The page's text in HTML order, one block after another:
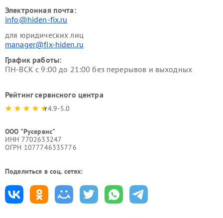
Электронная почта:
info@hiden-fix.ru
для юридических лиц
manager@fix-hiden.ru
График работы:
ПН-ВСК с 9:00 до 21:00 без перерывов и выходных
Рейтинг сервисного центра
4.9-5.0
ООО "Русервис"
ИНН 7702633247
ОГРН 1077746335776
Поделиться в соц. сетях: